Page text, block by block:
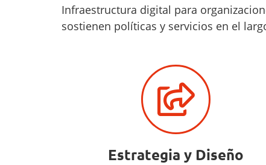
Infraestructura digital para
sostienen políticas y servicios en el
Estrategia y Diseño